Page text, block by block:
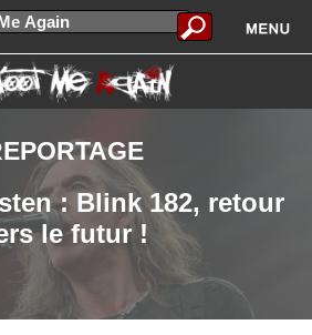
: Blink 182, retour
le futur !